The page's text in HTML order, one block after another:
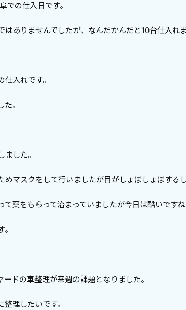
での仕入日です。
はありませんでしたが、なんだかんだと10台仕入れま
入れです。
。
した。
めマスクをして行いましたが目がしょぼしょぼする
薬をもらって治まっていましたが今日は酷いですね
ドの車整理が来週の課題となりました。
理したいです。